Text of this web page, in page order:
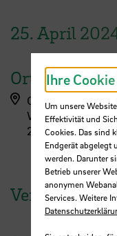
25. April
Ort
Campus
Werderstraße 73
28199 Bremen
Ihre
Um unsere
Effektivität und
Cookies. Das sind
Endgerät abgelegt
werden. Darunter
Betrieb unserer
anonymen
Services. Weitere